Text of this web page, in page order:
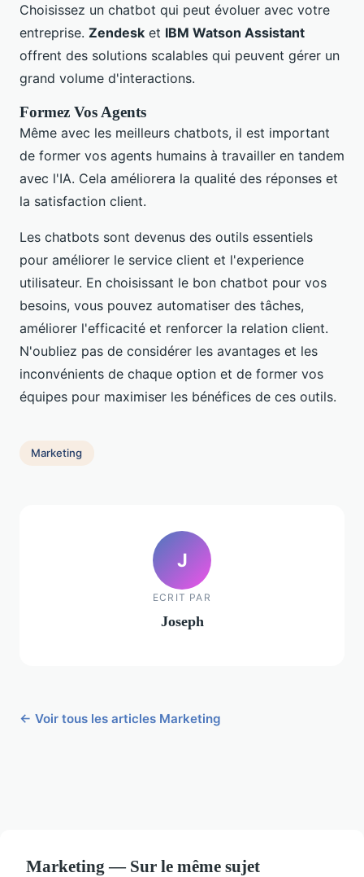
Choisissez un chatbot qui peut évoluer avec votre
entreprise. Zendesk et IBM Watson Assistant
offrent des solutions scalables qui peuvent gérer un
grand volume d'interactions.
Formez Vos Agents
Même avec les meilleurs chatbots, il est important
de former vos agents humains à travailler en tandem
avec l'IA. Cela améliorera la qualité des réponses et
la satisfaction client.
Les chatbots sont devenus des outils essentiels
pour améliorer le service client et l'experience
utilisateur. En choisissant le bon chatbot pour vos
besoins, vous pouvez automatiser des tâches,
améliorer l'efficacité et renforcer la relation client.
N'oubliez pas de considérer les avantages et les
inconvénients de chaque option et de former vos
équipes pour maximiser les bénéfices de ces outils.
Marketing
J
ECRIT PAR
Joseph
← Voir tous les articles Marketing
Marketing — Sur le même sujet